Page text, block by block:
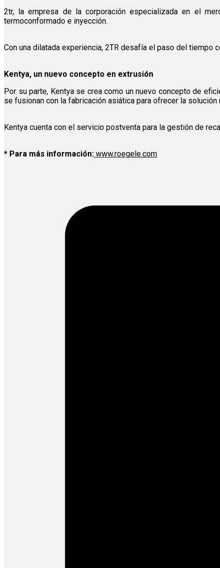
2tr, la empresa de la corporación especializada en el
termoconformado e inyección.
Con una dilatada experiencia, 2TR desafía el paso del tiempo
Kentya, un nuevo concepto en extrusión
Por su parte, Kentya se crea como un nuevo concepto de
se fusionan con la fabricación asiática para ofrecer la
Kentya cuenta con el servicio postventa para la gestión de
* Para más información: www.roegele.com